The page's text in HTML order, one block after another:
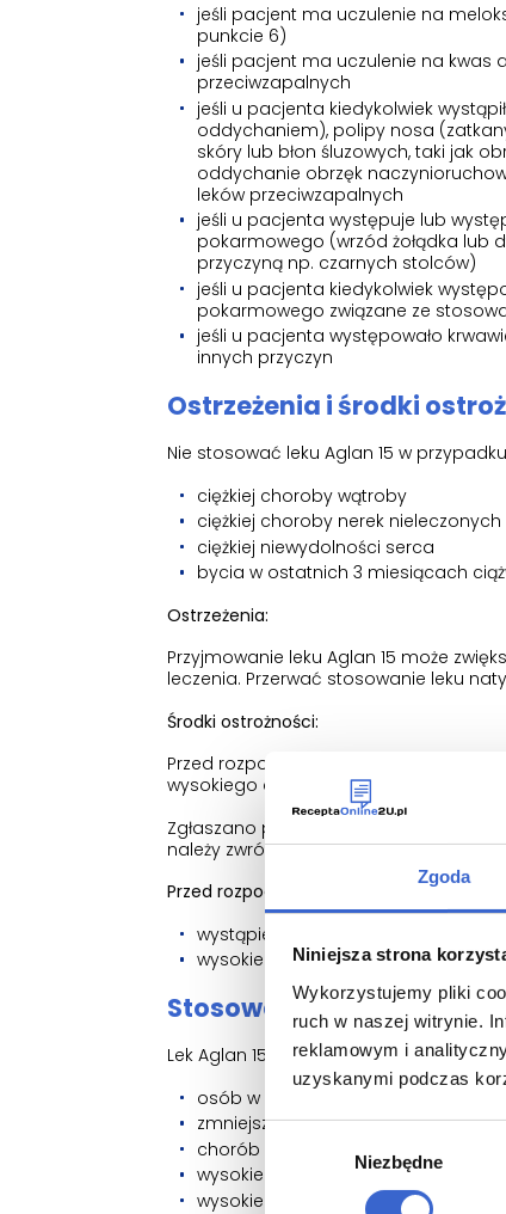
Zgoda
Niniejsza strona
Wykorzystujemy pliki
ruch w naszej witrynie.
reklamowym i
uzyskanymi podczas
Wybór
Niezbędne
jeśli pacjent ma uczulenie na
punkcie 6)
jeśli pacjent ma uczulenie na kwas
przeciwzapalnych
jeśli u pacjenta kiedykolwiek
oddychaniem), polipy nosa
skóry lub błon śluzowych, taki jak
oddychanie obrzęk
leków przeciwzapalnych
jeśli u pacjenta występuje lub
pokarmowego (wrzód żołądka lub
przyczyną np. czarnych stolców)
jeśli u pacjenta kiedykolwiek
pokarmowego związane ze
jeśli u pacjenta występowało
innych przyczyn
Ostrzeżenia i środki
Nie stosować leku Aglan 15 w
ciężkiej choroby wątroby
ciężkiej choroby nerek
ciężkiej niewydolności serca
bycia w ostatnich 3 miesiącach
Ostrzeżenia:
Przyjmowanie leku Aglan 15 może
leczenia. Przerwać stosowanie leku
Środki ostrożności:
Przed rozpoczęciem stosowania leku
wysokiego ciśnienia krwi, cukrzycy,
Zgłaszano potencjalnie zagrażające
należy zwrócić uwagę.
Przed rozpoczęciem stosowania leku
wystąpienia zapalenia żołądka lub
wysokiego ciśnienia tętniczego
Stosowanie leku Aglan 15
Lek Aglan 15 jest stosowany w
osób w podeszłym wieku;
zmniejszenia objętości krwi
chorób serca, wątroby lub nerek;
wysokiego stężenia cukru we krwi
wysokiego stężenia potasu we krwi.